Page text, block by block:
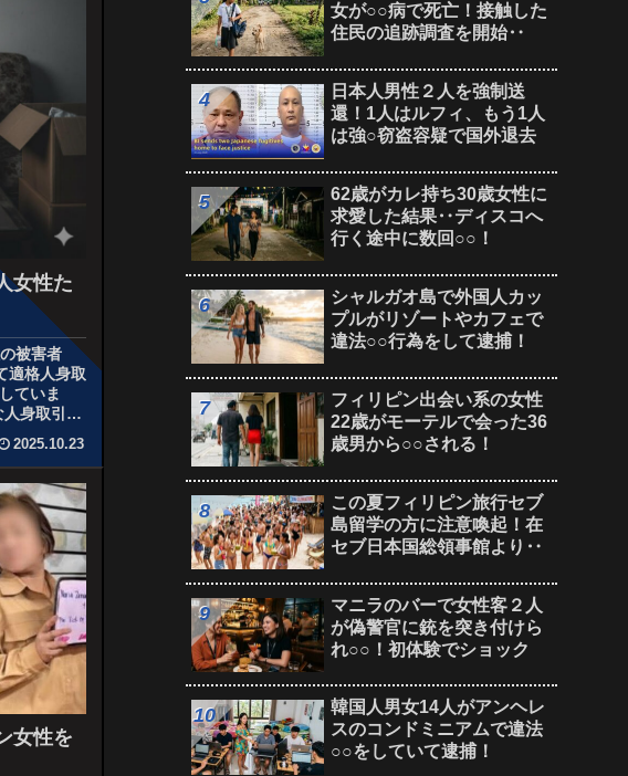
女性た
被害者
適格人身取
ていま
身取引ネ
2025.10.23
女性を
女が○○病で死亡！接触した
住民の追跡調査を開始‥
日本人男性２人を強制送
還！1人はルフィ、もう1人
は強○窃盗容疑で国外退去
62歳がカレ持ち30歳女性に
求愛した結果‥ディスコへ
行く途中に数回○○！
シャルガオ島で外国人カッ
プルがリゾートやカフェで
違法○○行為をして逮捕！
フィリピン出会い系の女性
22歳がモーテルで会った36
歳男から○○される！
この夏フィリピン旅行セブ
島留学の方に注意喚起！在
セブ日本国総領事館より‥
マニラのバーで女性客２人
が偽警官に銃を突き付けら
れ○○！初体験でショック
韓国人男女14人がアンヘレ
スのコンドミニアムで違法
○○をしていて逮捕！